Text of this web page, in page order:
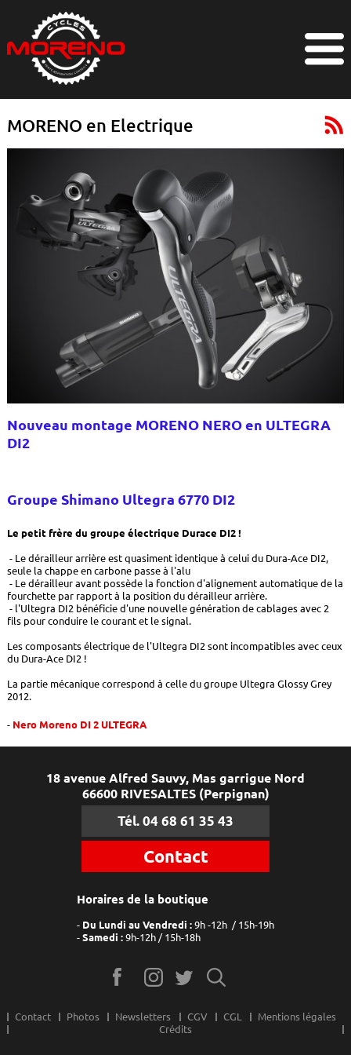
MORENO en Electrique
Nouveau montage MORENO NERO en ULTEGRA
DI2
Groupe Shimano Ultegra 6770 DI2
Le petit frère du groupe électrique Durace DI2 !
- Le dérailleur arrière est quasiment identique à celui du Dura-Ace DI2,
seule la chappe en carbone passe à l'alu
- Le dérailleur avant possède la fonction d'alignement automatique de la
fourchette par rapport à la position du dérailleur arrière.
- l'Ultegra DI2 bénéficie d'une nouvelle génération de cablages avec 2
fils pour conduire le courant et le signal.
Les composants électrique de l'Ultegra DI2 sont incompatibles avec ceux
du Dura-Ace DI2 !
La partie mécanique correspond à celle du groupe Ultegra Glossy Grey
2012.
Nero Moreno DI 2 ULTEGRA
18 avenue Alfred Sauvy, Mas garrigue Nord
66600 RIVESALTES (Perpignan)
Tél. 04 68 61 35 43
Contact
Horaires de la boutique
Du Lundi au Vendredi : 9h -12h / 15h-19h
Samedi : 9h-12h / 15h-18h
Contact Photos Newsletters CGV CGL
Mentions légales
Crédits